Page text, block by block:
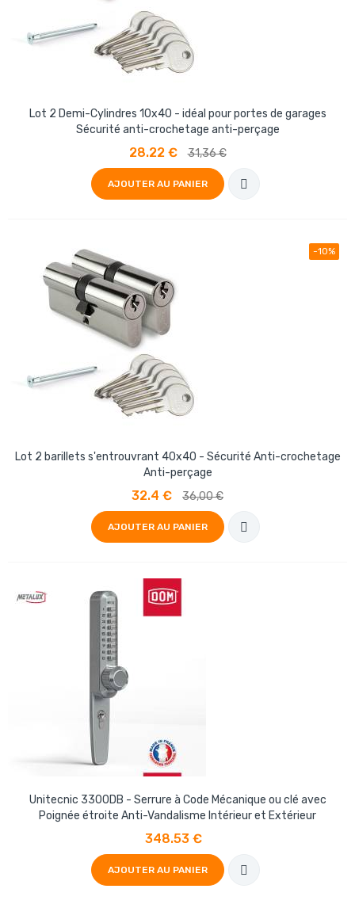
Lot 2 Demi-Cylindres 10x40 - idéal pour portes de garages
Sécurité anti-crochetage anti-perçage
28.22 € 31,36 €
AJOUTER AU PANIER
-10%
Lot 2 barillets s'entrouvrant 40x40 - Sécurité Anti-crochetage
Anti-perçage
32.4 € 36,00 €
AJOUTER AU PANIER
Unitecnic 3300DB - Serrure à Code Mécanique ou clé avec
Poignée étroite Anti-Vandalisme Intérieur et Extérieur
348.53 €
AJOUTER AU PANIER